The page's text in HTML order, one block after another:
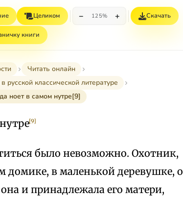
Целиком − 125% + Скачать
книги
Читать онлайн
классической литературе
ноет в самом нутре[9]
[9]
было невозможно. Охотник,
домике, в маленькой деревушке, о
и принадлежала его матери,